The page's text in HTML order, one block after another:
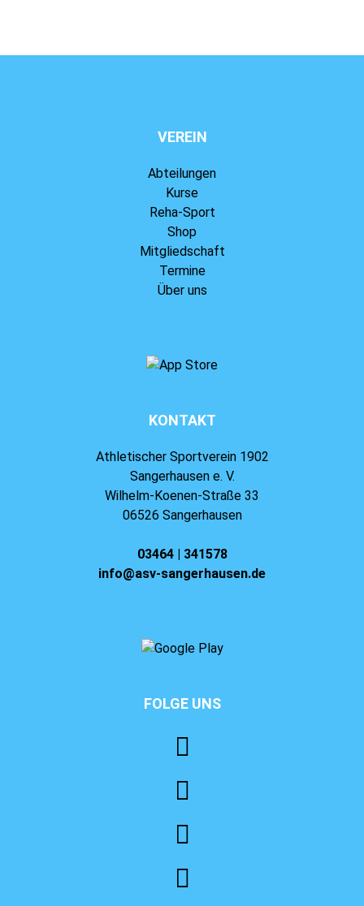
VEREIN
Abteilungen
Kurse
Reha-Sport
Shop
Mitgliedschaft
Termine
Über uns
KONTAKT
Athletischer Sportverein 1902
Sangerhausen e. V.
Wilhelm-Koenen-Straße 33
06526 Sangerhausen
03464 | 341578
info@asv-sangerhausen.de
FOLGE UNS